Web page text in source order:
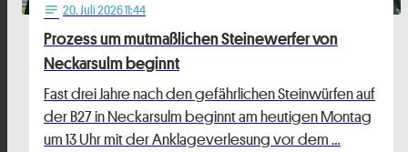
notes 20. Juli 2026 11:44
Prozess um mutmaßlichen Steinewerfer von
Neckarsulm beginnt
Fast drei Jahre nach den gefährlichen Steinwürfen auf
der B27 in Neckarsulm beginnt am heutigen Montag
um 13 Uhr mit der Anklageverlesung vor dem …